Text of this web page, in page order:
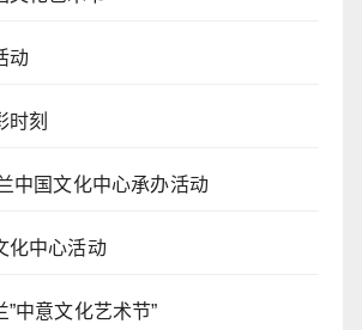
动
时刻
中国文化中心承办活动
化中心活动
中意文化艺术节”